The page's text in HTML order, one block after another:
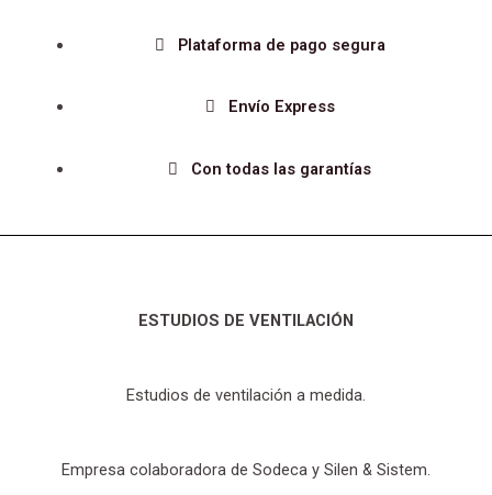
Plataforma de pago segura
Envío Express
Con todas las garantías
ESTUDIOS DE VENTILACIÓN
Estudios de ventilación a medida.
Empresa colaboradora de Sodeca y Silen & Sistem.